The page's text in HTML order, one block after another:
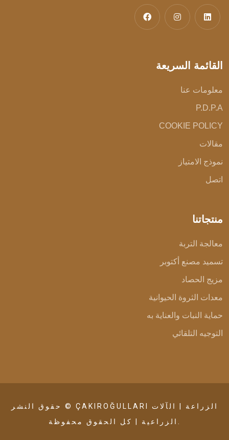
القائمة السريعة
معلومات عنا
P.D.P.A
COOKIE POLICY
مقالات
نموذج الامتياز
اتصل
منتجاتنا
معالجة التربة
تسميد مصنع أكتوبر
مزيج الحصاد
معدات الثروة الحيوانية
حماية النبات والعناية به
التوجيه التلقائي
حقوق النشر © ÇAKIROĞULLARI الزراعة | الآلات